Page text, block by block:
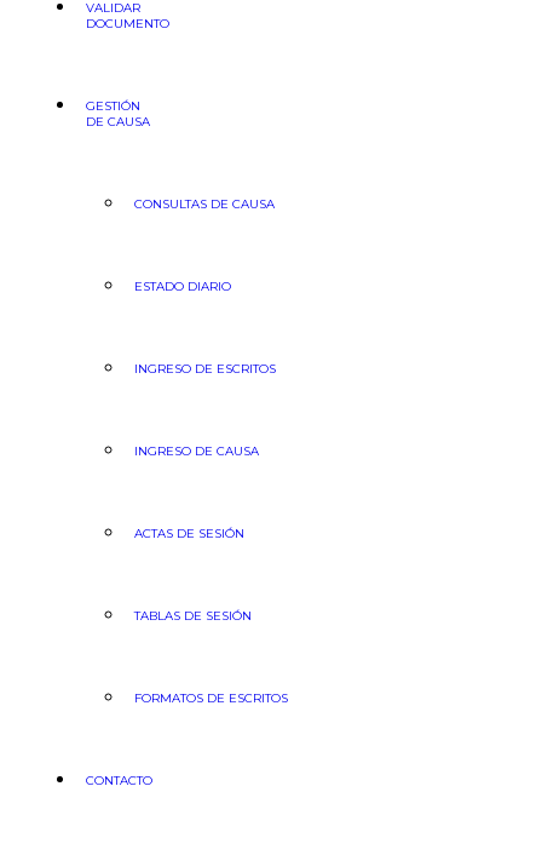
VALIDAR
DOCUMENTO
GESTIÓN
DE CAUSA
CONSULTAS DE CAUSA
ESTADO DIARIO
INGRESO DE ESCRITOS
INGRESO DE CAUSA
ACTAS DE SESIÓN
TABLAS DE SESIÓN
FORMATOS DE ESCRITOS
CONTACTO